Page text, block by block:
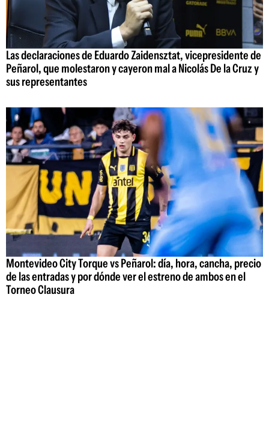
Las declaraciones de Eduardo Zaidensztat, vicepresidente de
Peñarol, que molestaron y cayeron mal a Nicolás De la Cruz y
sus representantes
Montevideo City Torque vs Peñarol: día, hora, cancha, precio
de las entradas y por dónde ver el estreno de ambos en el
Torneo Clausura